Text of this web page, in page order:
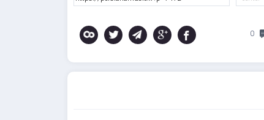
0